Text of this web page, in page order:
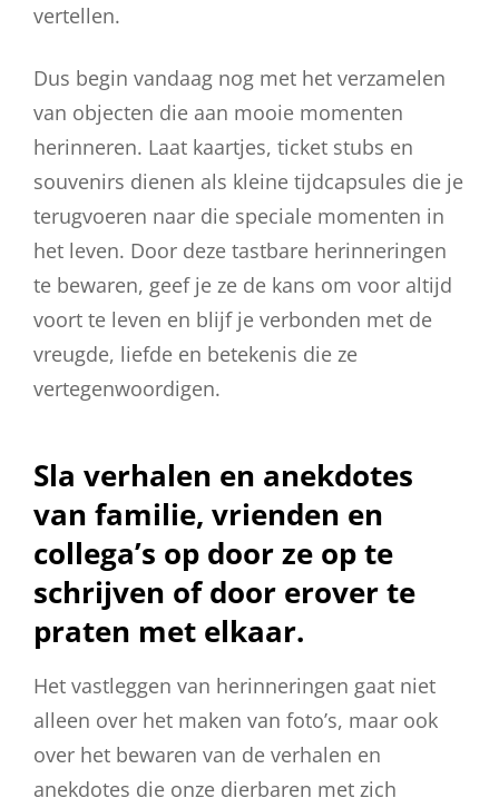
vertellen.
Dus begin vandaag nog met het verzamelen
van objecten die aan mooie momenten
herinneren. Laat kaartjes, ticket stubs en
souvenirs dienen als kleine tijdcapsules die je
terugvoeren naar die speciale momenten in
het leven. Door deze tastbare herinneringen
te bewaren, geef je ze de kans om voor altijd
voort te leven en blijf je verbonden met de
vreugde, liefde en betekenis die ze
vertegenwoordigen.
Sla verhalen en anekdotes
van familie, vrienden en
collega’s op door ze op te
schrijven of door erover te
praten met elkaar.
Het vastleggen van herinneringen gaat niet
alleen over het maken van foto’s, maar ook
over het bewaren van de verhalen en
anekdotes die onze dierbaren met zich